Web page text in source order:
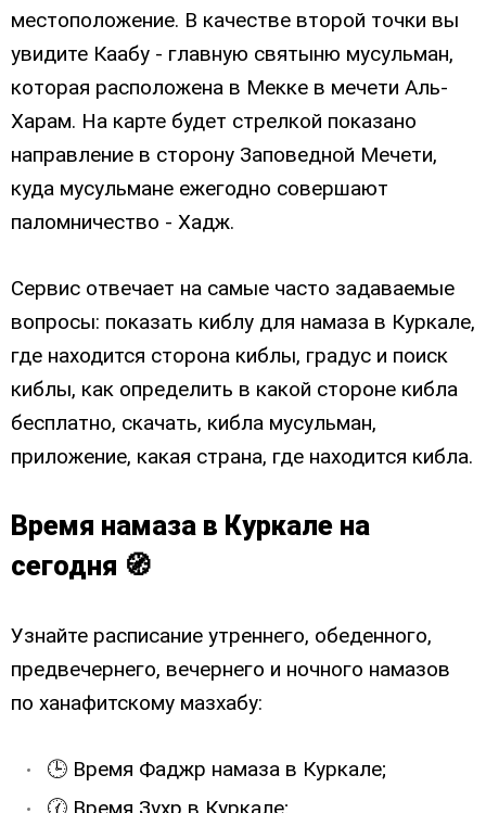
местоположение. В качестве второй точки вы
увидите Каабу - главную святыню мусульман,
которая расположена в Мекке в мечети Аль-
Харам. На карте будет стрелкой показано
направление в сторону Заповедной Мечети,
куда мусульмане ежегодно совершают
паломничество - Хадж.
Сервис отвечает на самые часто задаваемые
вопросы: показать киблу для намаза в Куркале,
где находится сторона киблы, градус и поиск
киблы, как определить в какой стороне кибла
бесплатно, скачать, кибла мусульман,
приложение, какая страна, где находится кибла.
Время намаза в Куркале на
сегодня 🧭
Узнайте расписание утреннего, обеденного,
предвечернего, вечернего и ночного намазов
по ханафитскому мазхабу:
🕒 Время Фаджр намаза в Куркале;